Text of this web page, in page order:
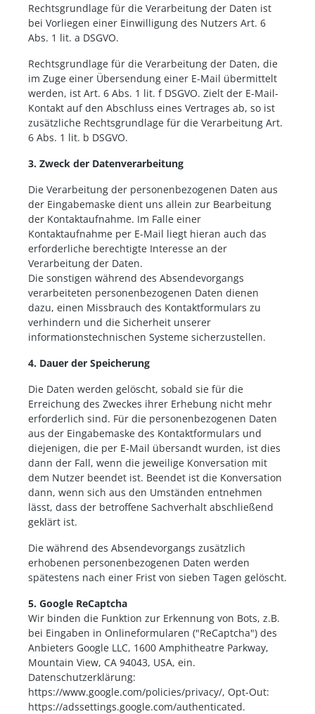
Rechtsgrundlage für die Verarbeitung der Daten ist
bei Vorliegen einer Einwilligung des Nutzers Art. 6
Abs. 1 lit. a DSGVO.
Rechtsgrundlage für die Verarbeitung der Daten, die
im Zuge einer Übersendung einer E-Mail übermittelt
werden, ist Art. 6 Abs. 1 lit. f DSGVO. Zielt der E-Mail-
Kontakt auf den Abschluss eines Vertrages ab, so ist
zusätzliche Rechtsgrundlage für die Verarbeitung Art.
6 Abs. 1 lit. b DSGVO.
3. Zweck der Datenverarbeitung
Die Verarbeitung der personenbezogenen Daten aus
der Eingabemaske dient uns allein zur Bearbeitung
der Kontaktaufnahme. Im Falle einer
Kontaktaufnahme per E-Mail liegt hieran auch das
erforderliche berechtigte Interesse an der
Verarbeitung der Daten.
Die sonstigen während des Absendevorgangs
verarbeiteten personenbezogenen Daten dienen
dazu, einen Missbrauch des Kontaktformulars zu
verhindern und die Sicherheit unserer
informationstechnischen Systeme sicherzustellen.
4. Dauer der Speicherung
Die Daten werden gelöscht, sobald sie für die
Erreichung des Zweckes ihrer Erhebung nicht mehr
erforderlich sind. Für die personenbezogenen Daten
aus der Eingabemaske des Kontaktformulars und
diejenigen, die per E-Mail übersandt wurden, ist dies
dann der Fall, wenn die jeweilige Konversation mit
dem Nutzer beendet ist. Beendet ist die Konversation
dann, wenn sich aus den Umständen entnehmen
lässt, dass der betroffene Sachverhalt abschließend
geklärt ist.
Die während des Absendevorgangs zusätzlich
erhobenen personenbezogenen Daten werden
spätestens nach einer Frist von sieben Tagen gelöscht.
5. Google ReCaptcha
Wir binden die Funktion zur Erkennung von Bots, z.B.
bei Eingaben in Onlineformularen ("ReCaptcha") des
Anbieters Google LLC, 1600 Amphitheatre Parkway,
Mountain View, CA 94043, USA, ein.
Datenschutzerklärung:
https://www.google.com/policies/privacy/, Opt-Out:
https://adssettings.google.com/authenticated.